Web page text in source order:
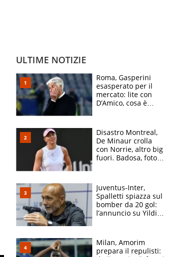
ULTIME NOTIZIE
Roma, Gasperini
esasperato per il
mercato: lite con
D’Amico, cosa è
Disastro Montreal,
De Minaur crolla
con Norrie, altro big
fuori. Badosa, foto
Juventus-Inter,
Spalletti spiazza sul
bomber da 20 gol:
l’annuncio su Yildiz
Milan, Amorim
prepara il repulisti: